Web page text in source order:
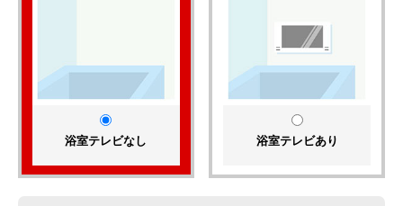
浴室テレビなし 浴室テレビあり